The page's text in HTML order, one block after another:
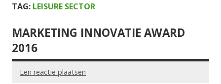
TAG: LEISURE SECTOR
MARKETING INNOVATIE AWARD
2016
Een reactie plaatsen